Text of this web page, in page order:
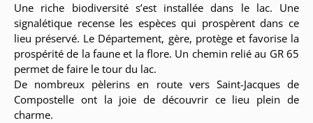
Une riche biodiversité s’est installée dans le lac. Une
signalétique recense les espèces qui prospèrent dans ce
lieu préservé. Le Département, gère, protège et favorise la
prospérité de la faune et la flore. Un chemin relié au GR 65
permet de faire le tour du lac.
De nombreux pèlerins en route vers Saint-Jacques de
Compostelle ont la joie de découvrir ce lieu plein de
charme.